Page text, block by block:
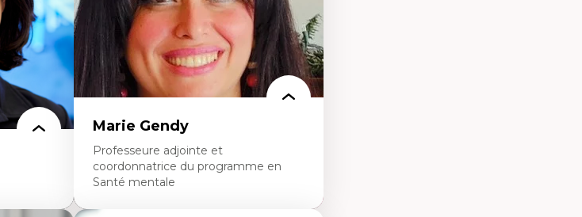
Marie Gendy
Professeure adjointe et
coordonnatrice du programme en
Santé mentale